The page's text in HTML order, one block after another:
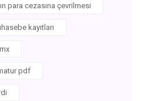
para cezasına çevrilmesi
kayıtları
pdf